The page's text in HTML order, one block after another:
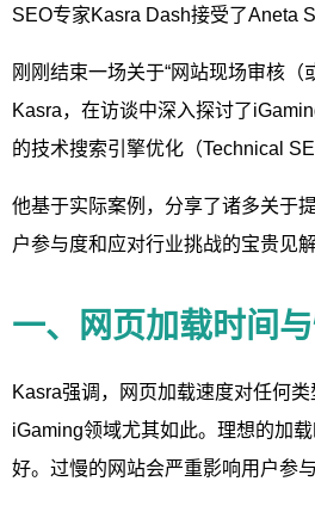
SEO专家Kasra Dash接受了Aneta
刚刚结束一场关于“网站现场审核（
Kasra，在访谈中深入探讨了
的技术搜索引擎优化（Technical
他基于实际案例，分享了诸多关于
户参与度和应对行业挑战的宝贵见解
一、 网页加载时间
Kasra强调，网页加载速度对任何类
iGaming领域尤其如此。理想的加
好。过慢的网站会严重影响用户参